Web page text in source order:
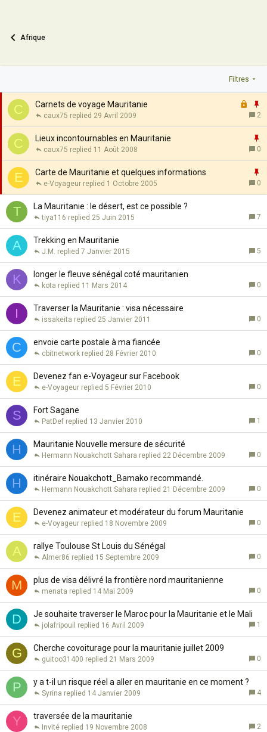
Afrique
Filtres
C
e
r
m
é
p
t
t
Carnets de voyage Mauritanie
2
29 Avril 2009
caux75
C
p
t
t
Lieux incontournables en Mauritanie
0
11 Août 2008
caux75
E
p
t
t
Carte de Mauritanie et quelques informations
0
1 Octobre 2005
e-Voyageur
T La Mauritanie : le désert, est ce possible ?
7
25 Juin 2015
tiya116
A Trekking en Mauritanie
5
7 Janvier 2015
J.M.
K longer le fleuve sénégal coté mauritanien
0
11 Mars 2014
kota
I Traverser la Mauritanie : visa nécessaire
0
25 Janvier 2011
issakeita
C envoie carte postale à ma fiancée
0
28 Février 2010
cbitnetwork
E Devenez fan e-Voyageur sur Facebook
0
5 Février 2010
e-Voyageur
S Fort Sagane
1
13 Janvier 2010
PatDef
H Mauritanie Nouvelle mersure de sécurité
0
22 Décembre 2009
Hermann Nouakchott Sahara
H itinéraire Nouakchott_Bamako recommandé.
0
21 Décembre 2009
Hermann Nouakchott Sahara
E Devenez animateur et modérateur du forum Mauritanie
0
18 Novembre 2009
e-Voyageur
A rallye Toulouse St Louis du Sénégal
0
15 Septembre 2009
Almer86
M plus de visa délivré la frontière nord mauritanienne
0
14 Mai 2009
menata
D Je souhaite traverser le Maroc pour la Mauritanie et le Mali
1
16 Avril 2009
jolafripouil
G Cherche covoiturage pour la mauritanie juillet 2009
0
21 Mars 2009
guitoo31400
P y a t-il un risque réel a aller en mauritanie en ce moment ?
4
14 Janvier 2009
Syrina
Y traversée de la mauritanie
2
19 Novembre 2008
Invité